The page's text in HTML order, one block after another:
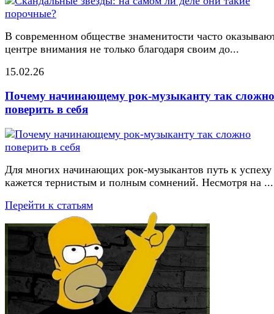
В современном обществе знаменитости часто
центре внимания не только благодаря своим до...
15.02.26
Почему начинающему рок-музыканту так сложно
поверить в себя
Для многих начинающих рок-музыкантов путь к успеху
кажется тернистым и полным сомнений. Несмотря на ...
Перейти к статьям